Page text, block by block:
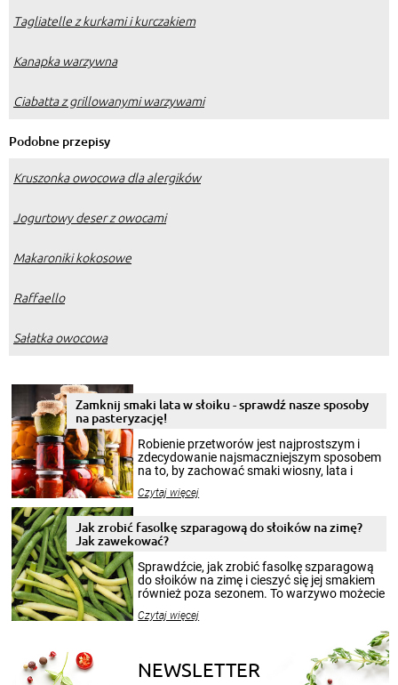
Tagliatelle z kurkami i kurczakiem
Kanapka warzywna
Ciabatta z grillowanymi warzywami
Podobne przepisy
Kruszonka owocowa dla alergików
Jogurtowy deser z owocami
Makaroniki kokosowe
Raffaello
Sałatka owocowa
Zamknij smaki lata w słoiku - sprawdź nasze sposoby
na pasteryzację!
Robienie przetworów jest najprostszym i
zdecydowanie najsmaczniejszym sposobem
na to, by zachować smaki wiosny, lata i
krajobrazów, by cieszyć nimi oko w sezonie
pełni poczuć atmosferę cieplejszych
miesięcy. Przygotowanie słoików ze
patenty, które pozwolą zachować świeżość
przetworów.
Czytaj więcej
Jak zrobić fasolkę szparagową do słoików na zimę?
Jak zawekować?
Sprawdźcie, jak zrobić fasolkę szparagową
do słoików na zimę i cieszyć się jej smakiem
również poza sezonem. To warzywo możecie
nasze propozycje!
Czytaj więcej
NEWSLETTER